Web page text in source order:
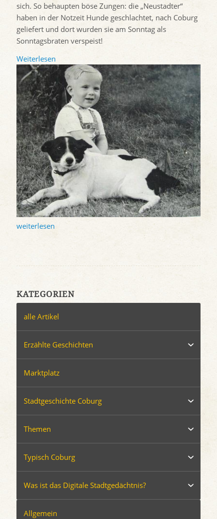
sich. So behaupten böse Zungen: die „Neustadter“
haben in der Notzeit Hunde geschlachtet, nach Coburg
geliefert und dort wurden sie am Sonntag als
Sonntagsbraten verspeist!
Weiterlesen
weiterlesen
KATEGORIEN
alle Artikel
Erzählte Geschichten
Marktplatz
Stadtgeschichte Coburg
Themen
Typisch Coburg
Was ist das Digitale Stadtgedächtnis?
Allgemein